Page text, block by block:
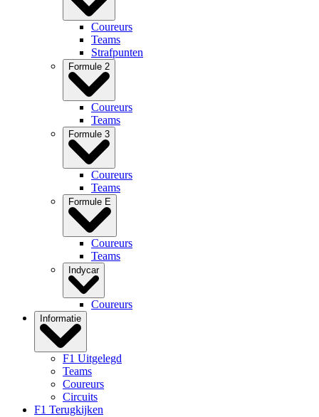
Coureurs
Teams
Strafpunten
Formule 2
Coureurs
Teams
Formule 3
Coureurs
Teams
Formule E
Coureurs
Teams
Indycar
Coureurs
Informatie
F1 Uitgelegd
Teams
Coureurs
Circuits
F1 Terugkijken